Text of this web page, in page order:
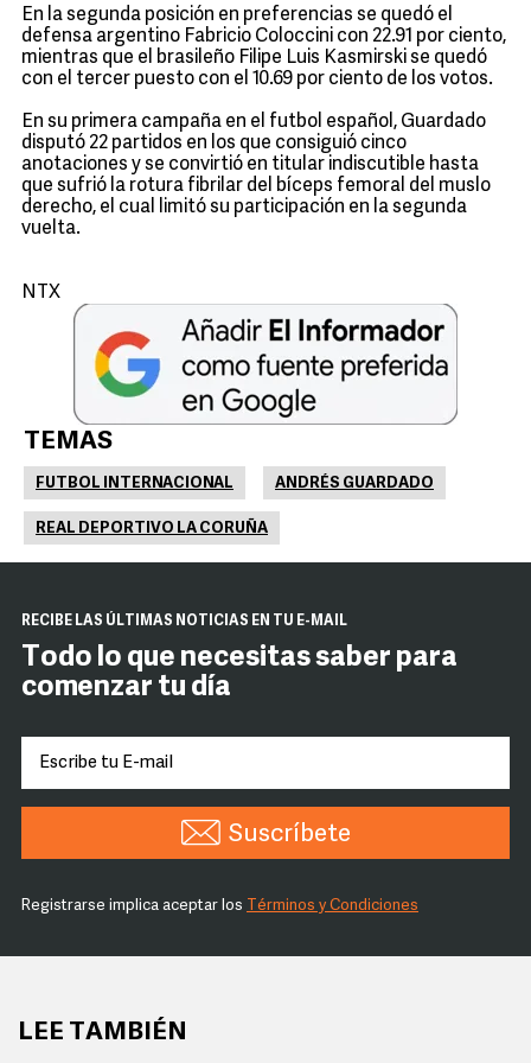
En la segunda posición en preferencias se quedó el
defensa argentino Fabricio Coloccini con 22.91 por ciento,
mientras que el brasileño Filipe Luis Kasmirski se quedó
con el tercer puesto con el 10.69 por ciento de los votos.
En su primera campaña en el futbol español, Guardado
disputó 22 partidos en los que consiguió cinco
anotaciones y se convirtió en titular indiscutible hasta
que sufrió la rotura fibrilar del bíceps femoral del muslo
derecho, el cual limitó su participación en la segunda
vuelta.
NTX
TEMAS
FUTBOL INTERNACIONAL ANDRÉS GUARDADO
REAL DEPORTIVO LA CORUÑA
RECIBE LAS ÚLTIMAS NOTICIAS EN TU E-MAIL
Todo lo que necesitas saber para
comenzar tu día
Suscríbete
Registrarse implica aceptar los Términos y Condiciones
LEE TAMBIÉN